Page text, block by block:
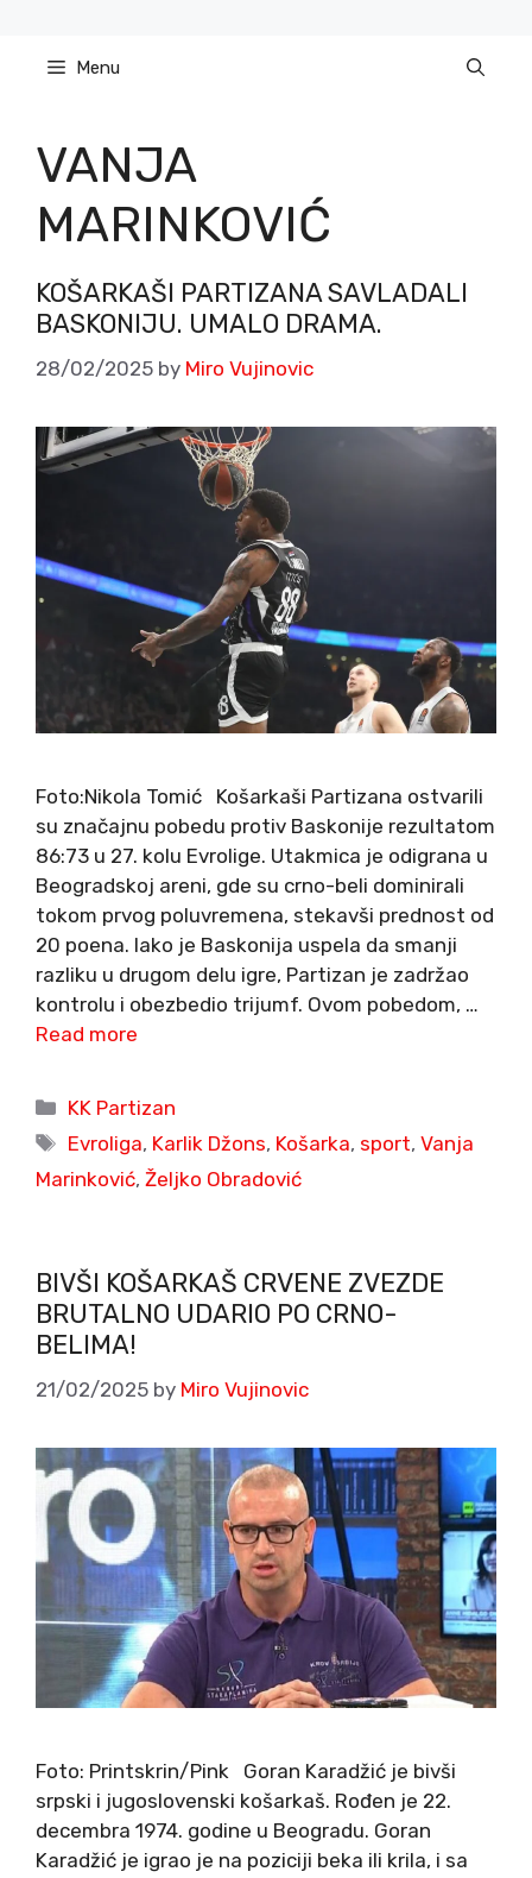
content Menu
VANJA
MARINKOVIĆ
KOŠARKAŠI PARTIZANA SAVLADALI
BASKONIJU. UMALO DRAMA.
28/02/2025 by Miro Vujinovic
Foto:Nikola Tomić Košarkaši Partizana ostvarili
su značajnu pobedu protiv Baskonije rezultatom
86:73 u 27. kolu Evrolige. Utakmica je odigrana u
Beogradskoj areni, gde su crno-beli dominirali
tokom prvog poluvremena, stekavši prednost od
20 poena. Iako je Baskonija uspela da smanji
razliku u drugom delu igre, Partizan je zadržao
kontrolu i obezbedio trijumf. Ovom pobedom, …
Read more
Categories
KK Partizan
Tags
Evroliga, Karlik Džons, Košarka, sport,Vanja
Marinković, Željko Obradović
BIVŠI KOŠARKAŠ CRVENE ZVEZDE
BRUTALNO UDARIO PO CRNO-
BELIMA!
21/02/2025 by Miro Vujinovic
Foto: Printskrin/Pink Goran Karadžić je bivši
srpski i jugoslovenski košarkaš. Rođen je 22.
decembra 1974. godine u Beogradu. Goran
Karadžić je igrao je na poziciji beka ili krila, i sa